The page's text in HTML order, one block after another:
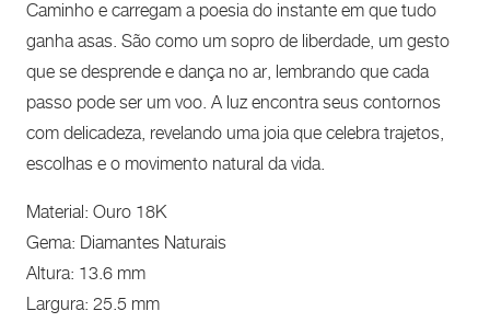
Caminho e carregam a poesia do instante em que tudo
ganha asas. São como um sopro de liberdade, um gesto
que se desprende e dança no ar, lembrando que cada
passo pode ser um voo. A luz encontra seus contornos
com delicadeza, revelando uma joia que celebra trajetos,
escolhas e o movimento natural da vida.
Material: Ouro 18K
Gema: Diamantes Naturais
Altura: 13.6 mm
Largura: 25.5 mm